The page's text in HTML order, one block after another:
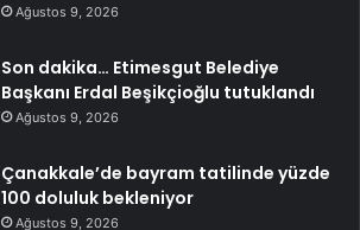
Ağustos 9, 2026
Son dakika… Etimesgut Belediye
Başkanı Erdal Beşikçioğlu tutuklandı
Ağustos 9, 2026
Çanakkale’de bayram tatilinde yüzde
100 doluluk bekleniyor
Ağustos 9, 2026